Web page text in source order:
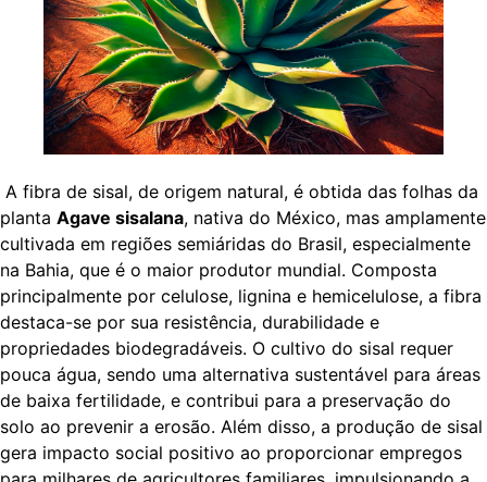
A fibra de sisal, de origem natural, é obtida das folhas da
planta Agave sisalana, nativa do México, mas amplamente
cultivada em regiões semiáridas do Brasil, especialmente
na Bahia, que é o maior produtor mundial. Composta
principalmente por celulose, lignina e hemicelulose, a fibra
destaca-se por sua resistência, durabilidade e
propriedades biodegradáveis. O cultivo do sisal requer
pouca água, sendo uma alternativa sustentável para áreas
de baixa fertilidade, e contribui para a preservação do
solo ao prevenir a erosão. Além disso, a produção de sisal
gera impacto social positivo ao proporcionar empregos